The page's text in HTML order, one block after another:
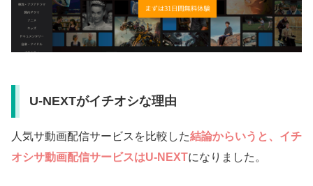
U-NEXTがイチオシな理由
人気サ動画配信サービスを比較した結論からいうと、イチ
オシサ動画配信サービスはU-NEXTになりました。